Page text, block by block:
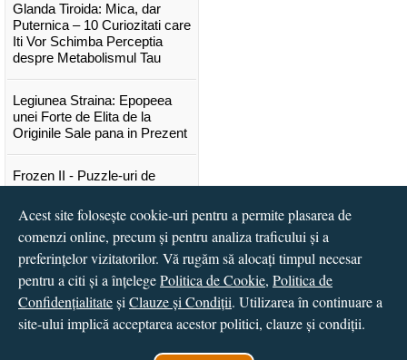
Glanda Tiroida: Mica, dar
Puternica – 10 Curiozitati care
Iti Vor Schimba Perceptia
despre Metabolismul Tau
Legiunea Straina: Epopeea
unei Forte de Elita de la
Originile Sale pana in Prezent
Frozen II - Puzzle-uri de
Lansare "Portocalele verzi" de
Vitali Cipileaga
...toate știrile
© 2016 - 2026S.C. CCN Books SRL
Acest site folosește cookie-uri pentru a permite plasarea de
comenzi online, precum și pentru analiza traficului și a
preferințelor vizitatorilor. Vă rugăm să alocați timpul necesar
pentru a citi și a înțelegePolitica de Cookie, Politica de
Confidențialitateși Clauze și Condiții. Utilizarea în continuare a
site-ului implică acceptarea acestor politici, clauze și condiții.